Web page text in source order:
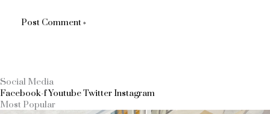
Social Media
Facebook-fYoutubeTwitter Instagram
Most Popular